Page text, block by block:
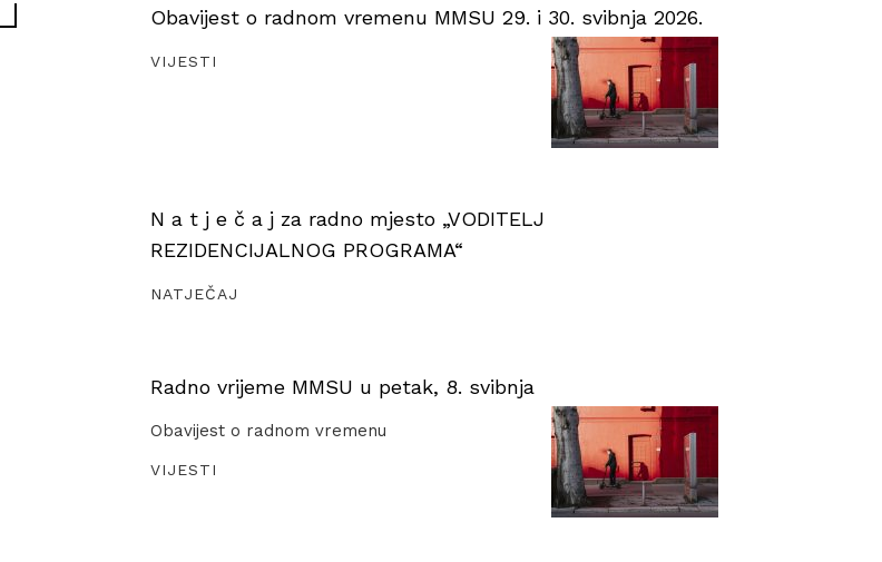
Obavijest o radnom vremenu MMSU 29. i 30. svibnja 2026.
VIJESTI
N a t j e č a j za radno mjesto „VODITELJ
REZIDENCIJALNOG PROGRAMA“
NATJEČAJ
Radno vrijeme MMSU u petak, 8. svibnja
Obavijest o radnom vremenu
VIJESTI